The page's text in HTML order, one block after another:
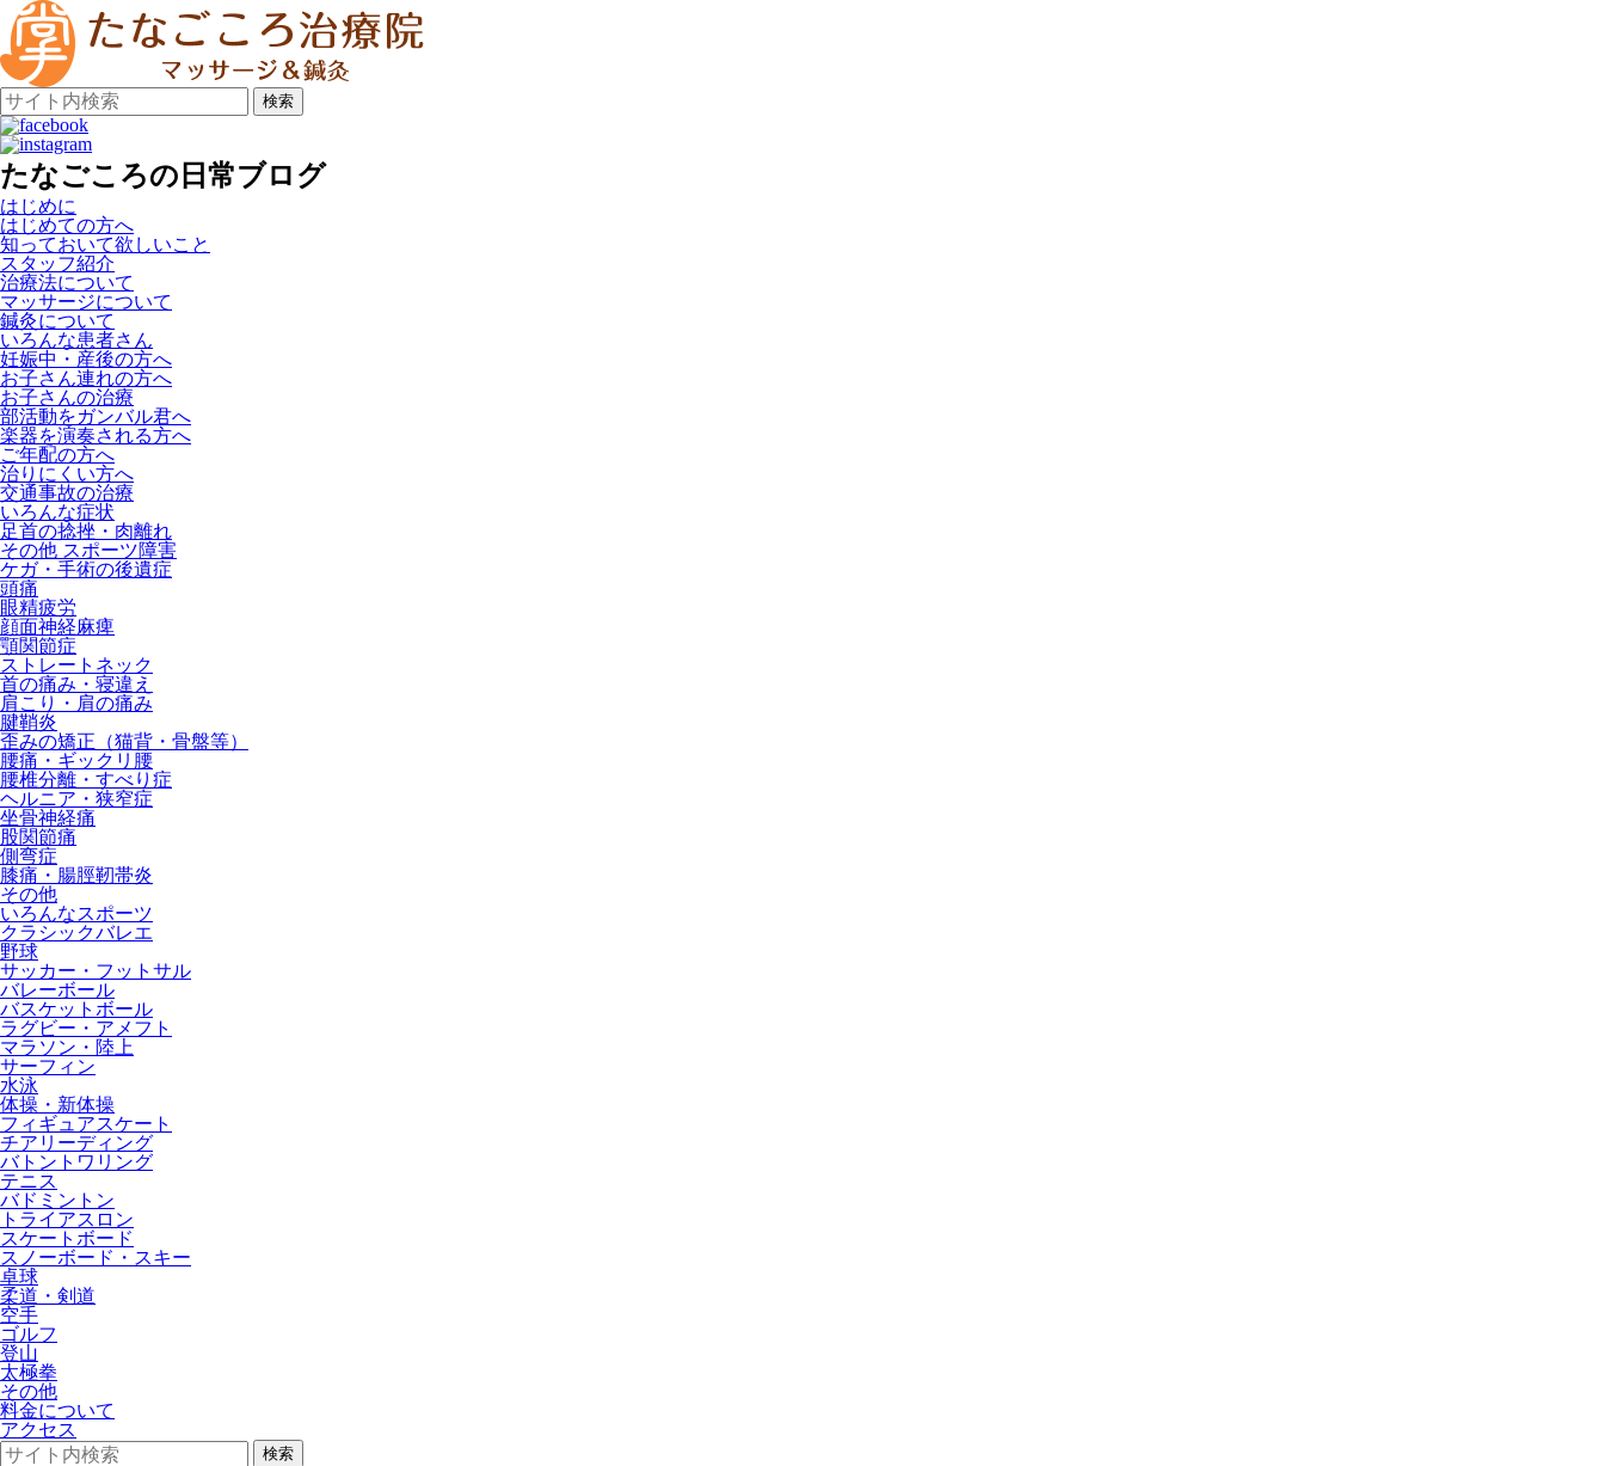
検索
たなごころの日常ブログ
はじめに
はじめての方へ
知っておいて欲しいこと
スタッフ紹介
治療法について
マッサージについて
鍼灸について
いろんな患者さん
妊娠中・産後の方へ
お子さん連れの方へ
お子さんの治療
部活動をガンバル君へ
楽器を演奏される方へ
ご年配の方へ
治りにくい方へ
交通事故の治療
いろんな症状
足首の捻挫・肉離れ
その他 スポーツ障害
ケガ・手術の後遺症
頭痛
眼精疲労
顔面神経麻痺
顎関節症
ストレートネック
首の痛み・寝違え
肩こり・肩の痛み
腱鞘炎
歪みの矯正（猫背・骨盤等）
腰痛・ギックリ腰
腰椎分離・すべり症
ヘルニア・狭窄症
坐骨神経痛
股関節痛
側弯症
膝痛・腸脛靭帯炎
その他
いろんなスポーツ
クラシックバレエ
野球
サッカー・フットサル
バレーボール
バスケットボール
ラグビー・アメフト
マラソン・陸上
サーフィン
水泳
体操・新体操
フィギュアスケート
チアリーディング
バトントワリング
テニス
バドミントン
トライアスロン
スケートボード
スノーボード・スキー
卓球
柔道・剣道
空手
ゴルフ
登山
太極拳
その他
料金について
アクセス
検索